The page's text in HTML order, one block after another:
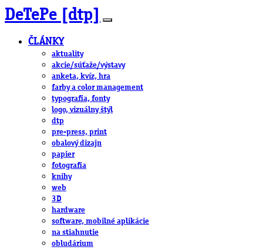
DeTePe [dtp]
ČLÁNKY
aktuality
akcie/súťaže/výstavy
anketa, kvíz, hra
farby a color management
typografia, fonty
logo, vizuálny štýl
dtp
pre-press, print
obalový dizajn
papier
fotografia
knihy
web
3D
hardware
software, mobilné aplikácie
na stiahnutie
obludárium